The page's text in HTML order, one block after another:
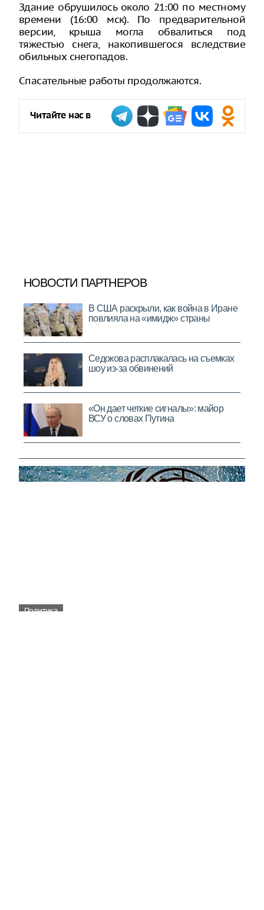
Здание обрушилось около 21:00 по местному
времени (16:00 мск). По предварительной
версии, крыша могла обвалиться под
тяжестью снега, накопившегося вследствие
обильных снегопадов.
Спасательные работы продолжаются.
Читайте нас в
Политика